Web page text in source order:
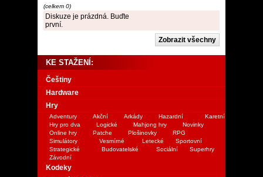
(celkem 0)
Diskuze je prázdná. Buďte
první.
KE STAŽENÍ:
Češtiny
Hardware
Hry
Adventury Akční Arkády Hazardní
Karetní
Hry pro dva
Logické Mahjong hry
Novinky
Online hry
Patche Plošinovky
RPG
Simulátory
Vesmírné Letecké
Sportovní
Strategické
Budovatelské Sociální
Superhry
Závodní
Kodeky